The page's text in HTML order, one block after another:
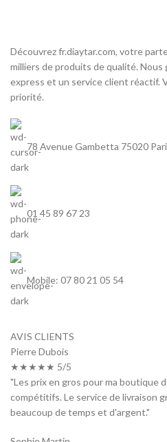
Découvrez fr.diaytar.com, votre
milliers de produits de qualité. Nous
express et un service client
priorité.
78 Avenue Gambetta 75020
01 45 89 67 23
Mobile: 07 80 21 05 54
AVIS CLIENTS
Pierre Dubois
★★★★★ 5/5
"Les prix en gros pour ma boutique
compétitifs. Le service de livraison
beaucoup de temps et d'argent."